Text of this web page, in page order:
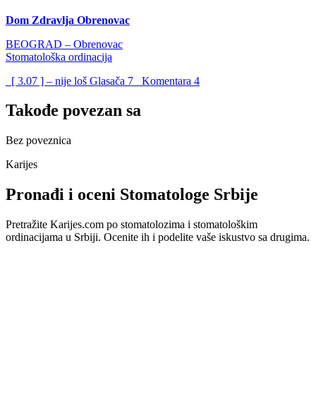
Dom Zdravlja Obrenovac
BEOGRAD – Obrenovac
Stomatološka ordinacija
[ 3.07 ] – nije loš Glasača 7 Komentara 4
Takođe povezan sa
Bez poveznica
Karijes
Pronađi i oceni Stomatologe Srbije
Pretražite Karijes.com po stomatolozima i stomatološkim
ordinacijama u Srbiji. Ocenite ih i podelite vaše iskustvo sa drugima.